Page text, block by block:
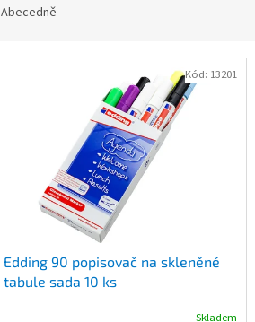
Abecedně
Edding 90 popisovač na skleněné
tabule sada 10 ks
Skladem
Kód: 13201